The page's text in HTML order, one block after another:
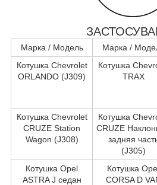
Марка / Модель Марка /
Котушка Chevrolet
ORLANDO (J309)
Котушка
TRAX
Котушка Chevrolet
CRUZE Station
Wagon (J308)
Котушка
CRUZE
задняя
(J305)
Котушка Opel
ASTRA J седан
Котушка
CORSA D